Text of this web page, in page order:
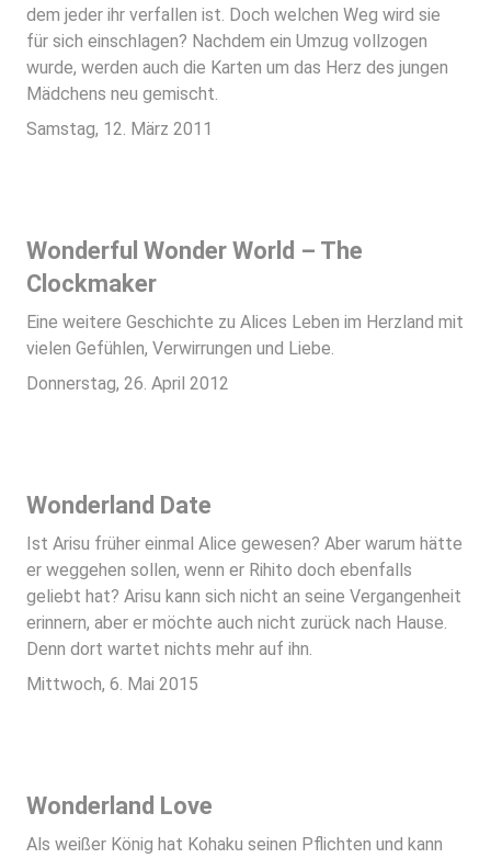
dem jeder ihr verfallen ist. Doch welchen Weg wird sie
für sich einschlagen? Nachdem ein Umzug vollzogen
wurde, werden auch die Karten um das Herz des jungen
Mädchens neu gemischt.
Samstag, 12. März 2011
Wonderful Wonder World – The
Clockmaker
Eine weitere Geschichte zu Alices Leben im Herzland mit
vielen Gefühlen, Verwirrungen und Liebe.
Donnerstag, 26. April 2012
Wonderland Date
Ist Arisu früher einmal Alice gewesen? Aber warum hätte
er weggehen sollen, wenn er Rihito doch ebenfalls
geliebt hat? Arisu kann sich nicht an seine Vergangenheit
erinnern, aber er möchte auch nicht zurück nach Hause.
Denn dort wartet nichts mehr auf ihn.
Mittwoch, 6. Mai 2015
Wonderland Love
Als weißer König hat Kohaku seinen Pflichten und kann